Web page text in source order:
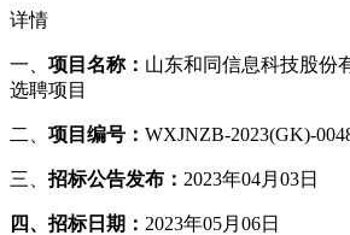
详情
一、 项目名称： 山东和同信息科技股份
选聘项目
二、 项目编号： WXJNZB-2023(GK)-
三、 招标公告发布： 2023年04月03日
四、招标日期： 2023年05月06日